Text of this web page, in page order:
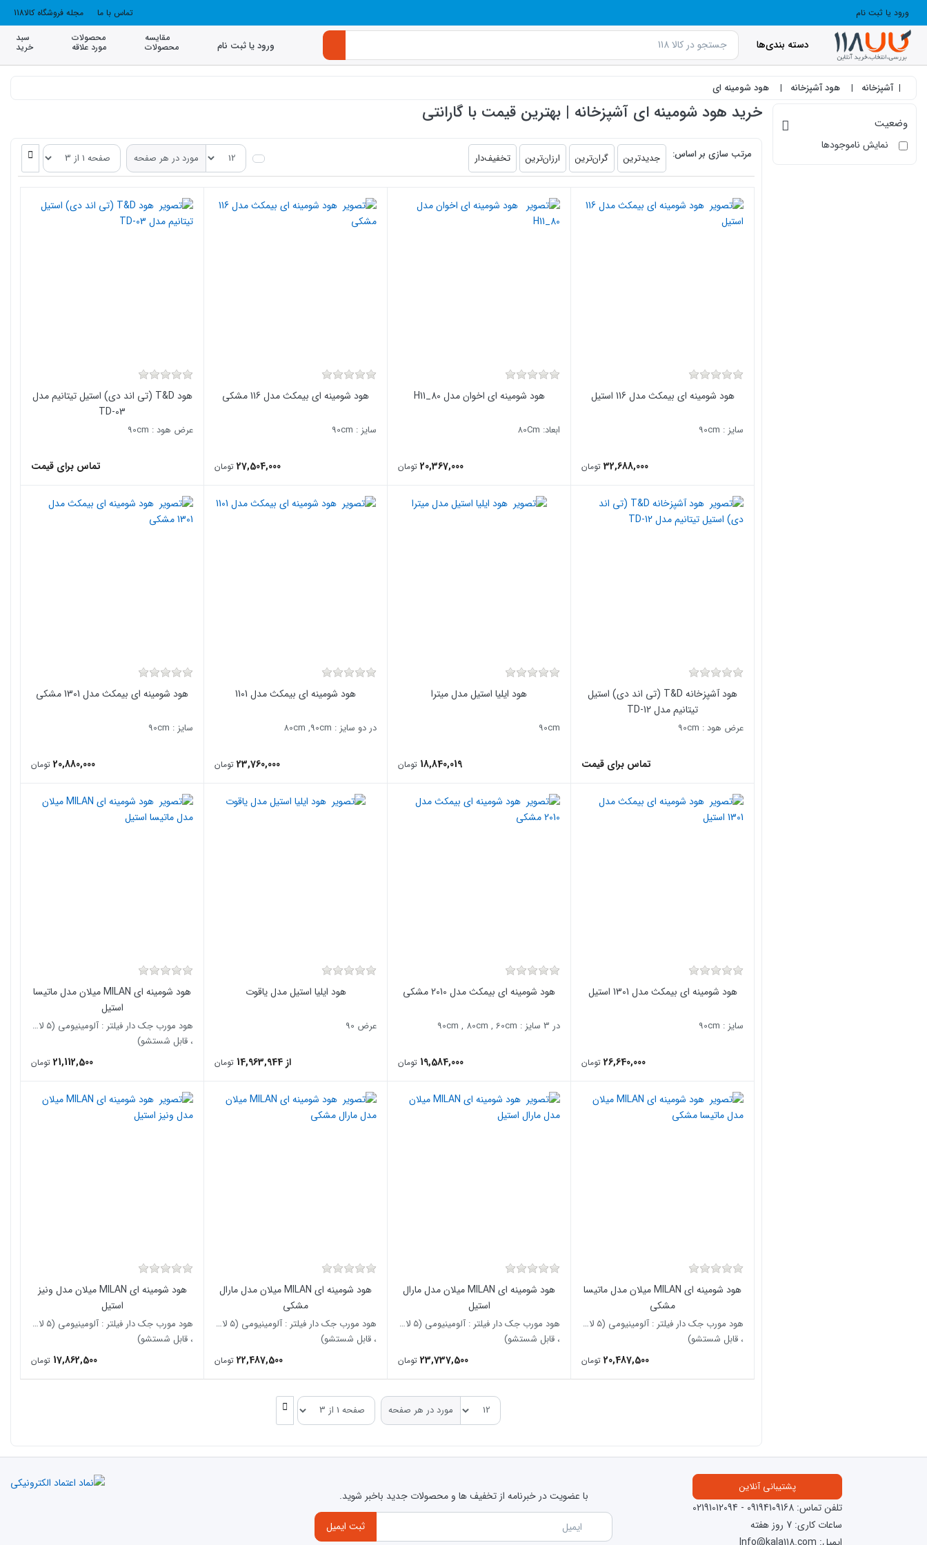
ورود یا ثبت نام تماس با ما مجله فروشگاه کالا118
دسته بندی‌ها ورود یا ثبت نام
مقایسه
محصولات
محصولات
مورد علاقه
سبد
خرید
آشپزخانه هود آشپزخانه هود شومینه ای
وضعیت
نمایش ناموجودها
خرید هود شومینه ای آشپزخانه | بهترین قیمت با گارانتی
products.productlist
مرتب سازی بر اساس: جدیدترین گران‌ترین ارزان‌ترین تخفیف‌دار مورد در هر صفحه
هود شومینه ای بیمکث مدل 116 استیل
سایز : 90cm
32,688,000 تومان
هود شومینه ای اخوان مدل H11_80
ابعاد: 80Cm
20,367,000 تومان
هود شومینه ای بیمکث مدل 116 مشکی
سایز : 90cm
27,504,000 تومان
هود T&D (تی اند دی) استیل تیتانیم مدل
TD-03
عرض هود : 90cm
تماس برای قیمت
هود آشپزخانه T&D (تی اند دی) استیل
تیتانیم مدل TD-12
عرض هود : 90cm
تماس برای قیمت
هود ایلیا استیل مدل میترا
90cm
18,840,019 تومان
هود شومینه ای بیمکث مدل 1101
در دو سایز : 80cm ,90cm
23,760,000 تومان
هود شومینه ای بیمکث مدل 1301 مشکی
سایز : 90cm
20,880,000 تومان
هود شومینه ای بیمکث مدل 1301 استیل
سایز : 90cm
26,640,000 تومان
هود شومینه ای بیمکث مدل 2010 مشکی
در 3 سایز : 90cm , 80cm , 60cm
19,584,000 تومان
هود ایلیا استیل مدل یاقوت
عرض 90
از 14,963,944 تومان
هود شومینه ای MILAN میلان مدل ماتیسا
استیل
هود مورب جک دار فیلتر : آلومینیومی (۵ لایه
، قابل شستشو)
21,112,500 تومان
هود شومینه ای MILAN میلان مدل ماتیسا
مشکی
هود مورب جک دار فیلتر : آلومینیومی (۵ لایه
، قابل شستشو)
20,487,500 تومان
هود شومینه ای MILAN میلان مدل مارال
استیل
هود مورب جک دار فیلتر : آلومینیومی (۵ لایه
، قابل شستشو)
23,737,500 تومان
هود شومینه ای MILAN میلان مدل مارال
مشکی
هود مورب جک دار فیلتر : آلومینیومی (۵ لایه
، قابل شستشو)
22,487,500 تومان
هود شومینه ای MILAN میلان مدل ونیز
استیل
هود مورب جک دار فیلتر : آلومینیومی (۵ لایه
، قابل شستشو)
17,862,500 تومان
مورد در هر صفحه
با عضویت در خبرنامه از تخفیف ها و محصولات جدید باخبر شوید.
ثبت ایمیل
پشتیبانی آنلاین
تلفن تماس: 09194109168
-
02191012094
ساعات کاری: 7 روز هفته